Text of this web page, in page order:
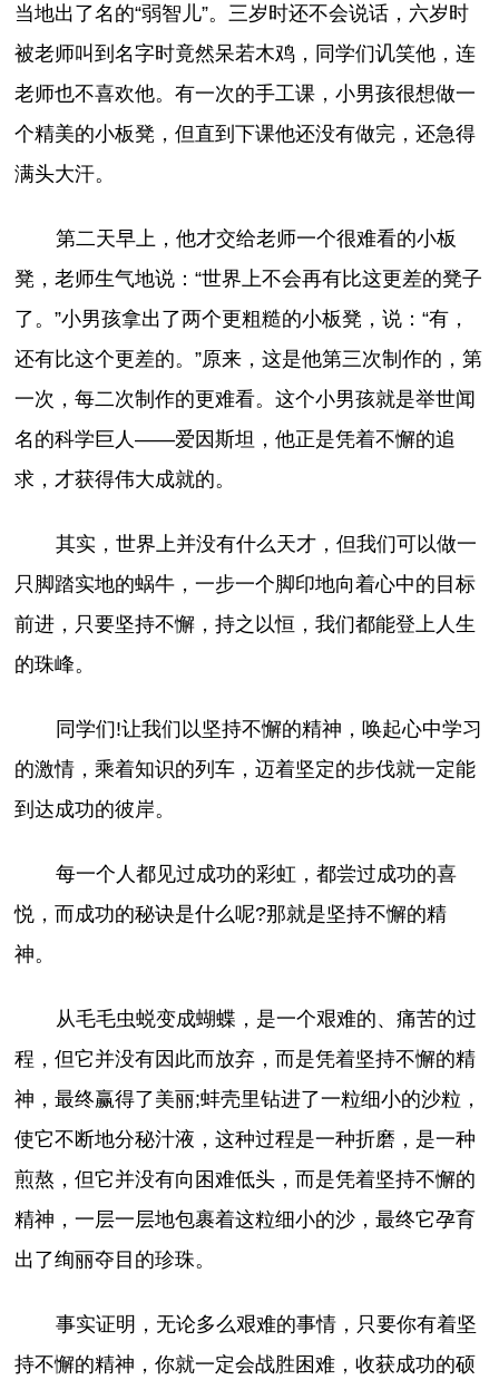
当地出了名的“弱智儿”。三岁时还不会说话，六岁时
被老师叫到名字时竟然呆若木鸡，同学们讥笑他，连
老师也不喜欢他。有一次的手工课，小男孩很想做一
个精美的小板凳，但直到下课他还没有做完，还急得
满头大汗。
第二天早上，他才交给老师一个很难看的小板
凳，老师生气地说：“世界上不会再有比这更差的凳子
了。”小男孩拿出了两个更粗糙的小板凳，说：“有，
还有比这个更差的。”原来，这是他第三次制作的，第
一次，每二次制作的更难看。这个小男孩就是举世闻
名的科学巨人——爱因斯坦，他正是凭着不懈的追
求，才获得伟大成就的。
其实，世界上并没有什么天才，但我们可以做一
只脚踏实地的蜗牛，一步一个脚印地向着心中的目标
前进，只要坚持不懈，持之以恒，我们都能登上人生
的珠峰。
同学们!让我们以坚持不懈的精神，唤起心中学习
的激情，乘着知识的列车，迈着坚定的步伐就一定能
到达成功的彼岸。
每一个人都见过成功的彩虹，都尝过成功的喜
悦，而成功的秘诀是什么呢?那就是坚持不懈的精
神。
从毛毛虫蜕变成蝴蝶，是一个艰难的、痛苦的过
程，但它并没有因此而放弃，而是凭着坚持不懈的精
神，最终赢得了美丽;蚌壳里钻进了一粒细小的沙粒，
使它不断地分秘汁液，这种过程是一种折磨，是一种
煎熬，但它并没有向困难低头，而是凭着坚持不懈的
精神，一层一层地包裹着这粒细小的沙，最终它孕育
出了绚丽夺目的珍珠。
事实证明，无论多么艰难的事情，只要你有着坚
持不懈的精神，你就一定会战胜困难，收获成功的硕